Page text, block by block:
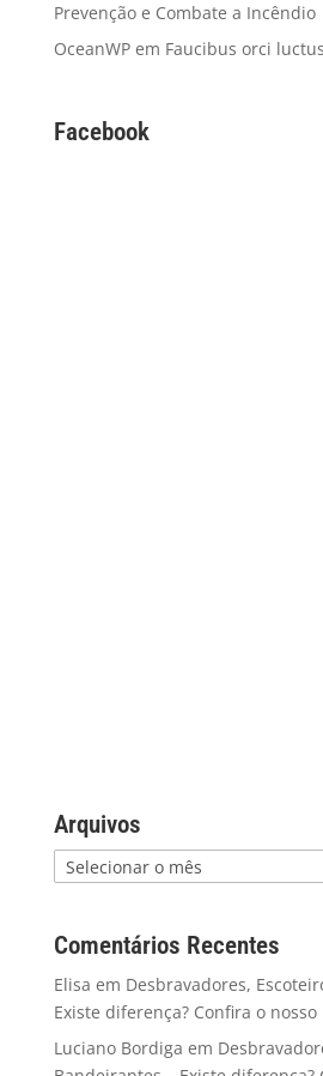
Prevenção e Combate a Incêndio
OceanWPem Faucibus orci
Facebook
Arquivos
Comentários Recentes
Elisa em Desbravadores,
Existe diferença? Confira o
Luciano Bordiga em